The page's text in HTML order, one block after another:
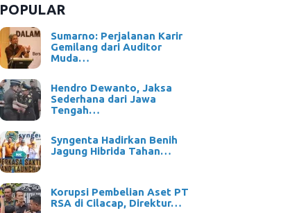
POPULAR
Sumarno: Perjalanan Karir
Gemilang dari Auditor
Muda…
Hendro Dewanto, Jaksa
Sederhana dari Jawa
Tengah…
Syngenta Hadirkan Benih
Jagung Hibrida Tahan…
Korupsi Pembelian Aset PT
RSA di Cilacap, Direktur…